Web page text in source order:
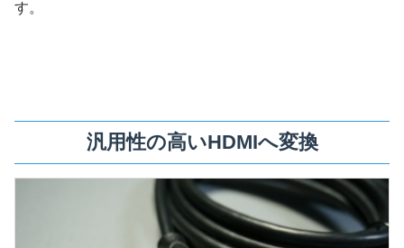
す。
汎用性の高いHDMIへ変換